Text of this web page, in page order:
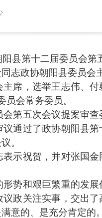
第十二届委员会第
政协朝阳县委员会主
，选举王志伟、付
会常务委员。
五次会议提案审查
通过了政协朝阳县
。
祝贺，并对张国金
和艰巨繁重的发展
政关注实事，交出
意的、是充分肯定的。